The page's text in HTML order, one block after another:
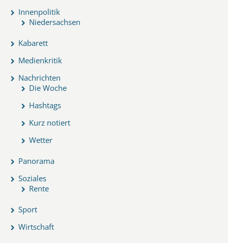
Innenpolitik
Niedersachsen
Kabarett
Medienkritik
Nachrichten
Die Woche
Hashtags
Kurz notiert
Wetter
Panorama
Soziales
Rente
Sport
Wirtschaft